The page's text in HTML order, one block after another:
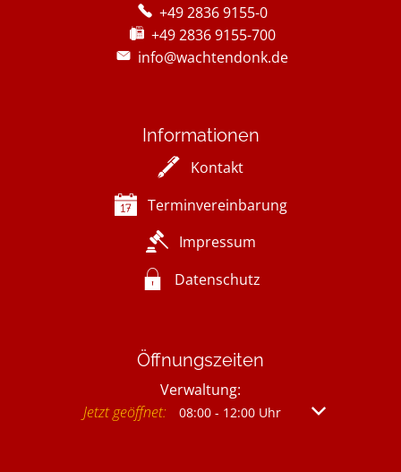
+49 2836 9155-0
+49 2836 9155-700
info@wachtendonk.de
Informationen
Kontakt
Terminvereinbarung
Impressum
Datenschutz
Öffnungszeiten
Verwaltung:
Klicken, um weitere Öffnungs- oder
Jetzt geöffnet: 08:00- 12:00Uhr Von 08:00